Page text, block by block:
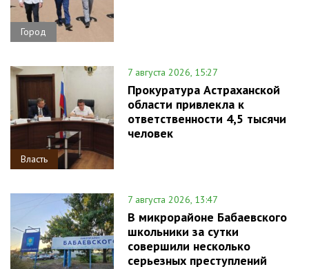
Город
Власть
7 августа 2026, 15:27
Прокуратура Астраханской
области привлекла к
ответственности 4,5 тысячи
человек
7 августа 2026, 13:47
В микрорайоне Бабаевского
школьники за сутки
совершили несколько
серьезных преступлений